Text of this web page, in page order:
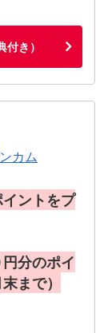
き）
ントをプ
分のポイ
まで）